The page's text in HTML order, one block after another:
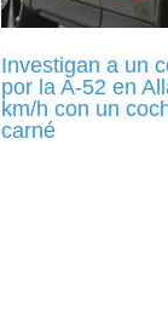
Investigan a un
por la A-52 en
km/h con un
carné